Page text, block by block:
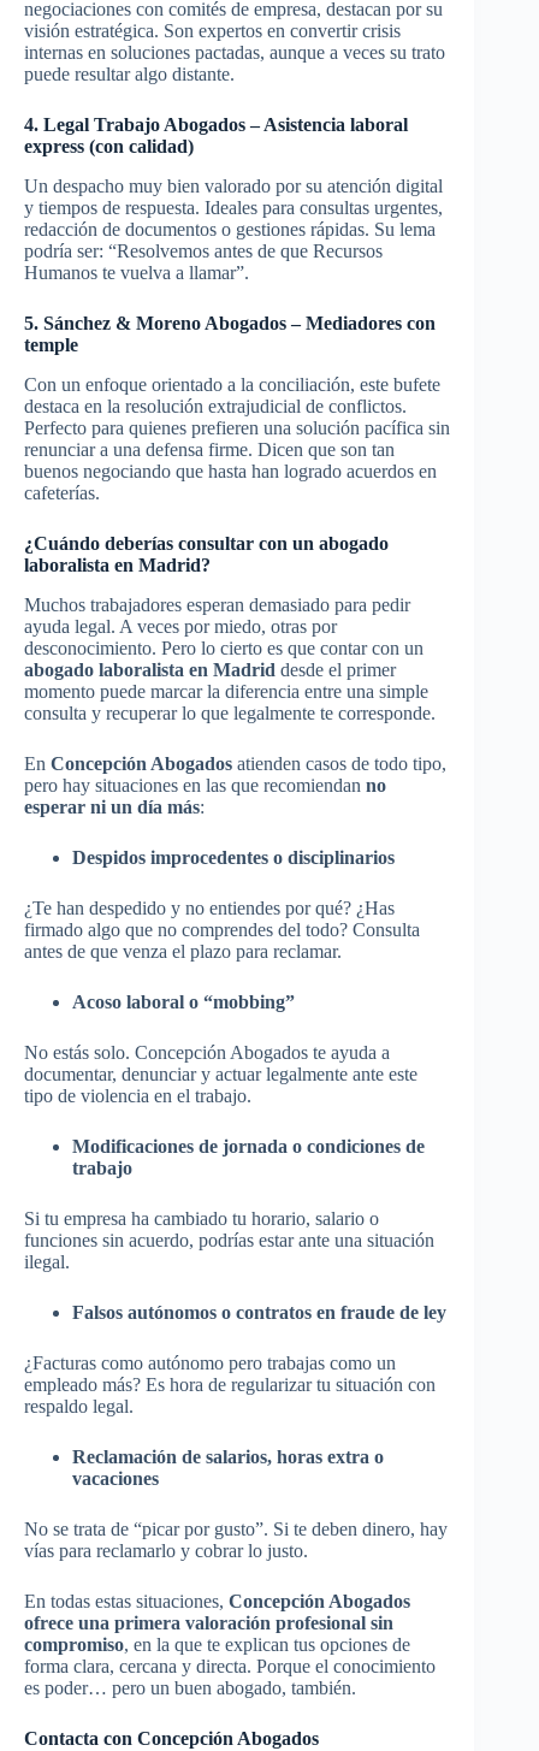
negociaciones con comités de empresa, destacan por su
visión estratégica. Son expertos en convertir crisis
internas en soluciones pactadas, aunque a veces su trato
puede resultar algo distante.
4. Legal Trabajo Abogados – Asistencia laboral
express (con calidad)
Un despacho muy bien valorado por su atención digital
y tiempos de respuesta. Ideales para consultas urgentes,
redacción de documentos o gestiones rápidas. Su lema
podría ser: “Resolvemos antes de que Recursos
Humanos te vuelva a llamar”.
5. Sánchez & Moreno Abogados – Mediadores con
temple
Con un enfoque orientado a la conciliación, este bufete
destaca en la resolución extrajudicial de conflictos.
Perfecto para quienes prefieren una solución pacífica sin
renunciar a una defensa firme. Dicen que son tan
buenos negociando que hasta han logrado acuerdos en
cafeterías.
¿Cuándo deberías consultar con un abogado
laboralista en Madrid?
Muchos trabajadores esperan demasiado para pedir
ayuda legal. A veces por miedo, otras por
desconocimiento. Pero lo cierto es que contar con un
abogado laboralista en Madrid desde el primer
momento puede marcar la diferencia entre una simple
consulta y recuperar lo que legalmente te corresponde.
En Concepción Abogados atienden casos de todo tipo,
pero hay situaciones en las que recomiendan no
esperar ni un día más:
Despidos improcedentes o disciplinarios
¿Te han despedido y no entiendes por qué? ¿Has
firmado algo que no comprendes del todo? Consulta
antes de que venza el plazo para reclamar.
Acoso laboral o “mobbing”
No estás solo. Concepción Abogados te ayuda a
documentar, denunciar y actuar legalmente ante este
tipo de violencia en el trabajo.
Modificaciones de jornada o condiciones de
trabajo
Si tu empresa ha cambiado tu horario, salario o
funciones sin acuerdo, podrías estar ante una situación
ilegal.
Falsos autónomos o contratos en fraude de ley
¿Facturas como autónomo pero trabajas como un
empleado más? Es hora de regularizar tu situación con
respaldo legal.
Reclamación de salarios, horas extra o
vacaciones
No se trata de “picar por gusto”. Si te deben dinero, hay
vías para reclamarlo y cobrar lo justo.
En todas estas situaciones, Concepción Abogados
ofrece una primera valoración profesional sin
compromiso, en la que te explican tus opciones de
forma clara, cercana y directa. Porque el conocimiento
es poder… pero un buen abogado, también.
Contacta con Concepción Abogados